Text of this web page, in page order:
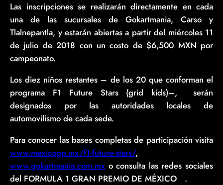
Las inscripciones se realizarán directamente en cada
una de las sucursales de Gokartmania, Carso y
Tlalnepantla, y estarán abiertas a partir del miércoles 11
de julio de 2018 con un costo de $6,500 MXN por
campeonato.
Los diez niños restantes – de los 20 que conforman el
programa F1 Future Stars (grid kids)–, serán
designados por las autoridades locales de
automovilismo de cada sede.
Para conocer las bases completas de participación visita
www.mexicogp.mx/f1-future-stars/,
www.gokartmania.com.mx o consulta las redes sociales
del FORMULA 1 GRAN PREMIO DE MÉXICO
.